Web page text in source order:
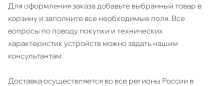
Для оформления заказа добавьте выбранный товар в
корзину и заполните все необходимые поля. Все
вопросы по поводу покупки и технических
характеристик устройств можно задать нашим
консультантам.
Доставка осуществляется во все регионы России в